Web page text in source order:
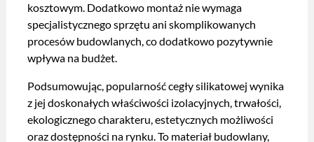
kosztowym. Dodatkowo montaż nie wymaga
specjalistycznego sprzętu ani skomplikowanych
procesów budowlanych, co dodatkowo pozytywnie
wpływa na budżet.
Podsumowując, popularność cegły silikatowej wynika
z jej doskonałych właściwości izolacyjnych, trwałości,
ekologicznego charakteru, estetycznych możliwości
oraz dostępności na rynku. To materiał budowlany,